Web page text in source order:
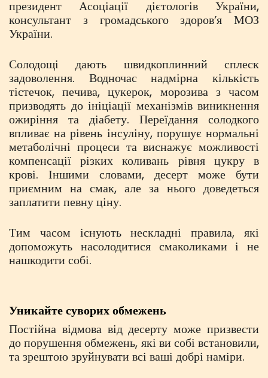
президент Асоціації дієтологів України,
консультант з громадського здоровʼя МОЗ
України.
Солодощі дають швидкоплинний сплеск
задоволення. Водночас надмірна кількість
тістечок, печива, цукерок, морозива з часом
призводять до ініціації механізмів виникнення
ожиріння та діабету. Переїдання солодкого
впливає на рівень інсуліну, порушує нормальні
метаболічні процеси та виснажує можливості
компенсації різких коливань рівня цукру в
крові. Іншими словами, десерт може бути
приємним на смак, але за нього доведеться
заплатити певну ціну.
Тим часом існують нескладні правила, які
допоможуть насолодитися смаколиками і не
нашкодити собі.
Уникайте суворих обмежень
Постійна відмова від десерту може призвести
до порушення обмежень, які ви собі встановили,
та зрештою зруйнувати всі ваші добрі наміри.